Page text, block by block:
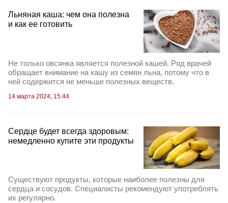
Льняная каша: чем она полезна
и как ее готовить
Не только овсянка является полезной кашей. Ряд врачей
обращает внимание на кашу из семян льна, потому что в
ней содержится не меньше полезных веществ.
14 марта 2024, 15:44
Сердце будет всегда здоровым:
немедленно купите эти продукты
Существуют продукты, которые наиболее полезны для
сердца и сосудов. Специалисты рекомендуют употреблять
их регулярно.